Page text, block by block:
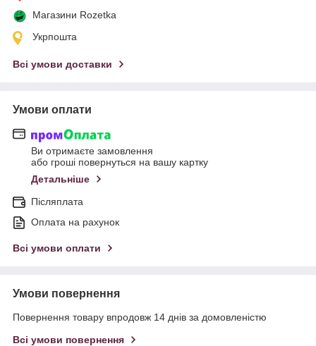
Магазини Rozetka
Укрпошта
Всі умови доставки
Умови оплати
Ви отримаєте замовлення
або гроші повернуться на вашу картку
Детальніше
Післяплата
Оплата на рахунок
Всі умови оплати
Умови повернення
Повернення товару впродовж 14 днів за домовленістю
Всі умови повернення